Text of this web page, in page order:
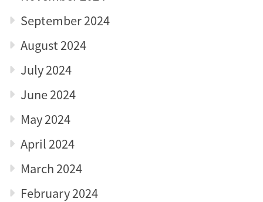
September 2024
August 2024
July 2024
June 2024
May 2024
April 2024
March 2024
February 2024